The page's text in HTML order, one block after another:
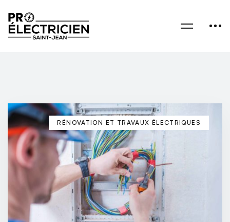
RÉNOVATION ET TRAVAUX ÉLECTRIQUES